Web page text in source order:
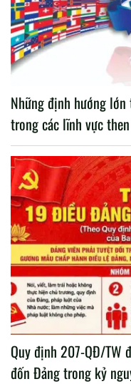
Những định hướng
trong các lĩnh vực
Quy định 207-QĐ/TW
đốn Đảng trong kỷ